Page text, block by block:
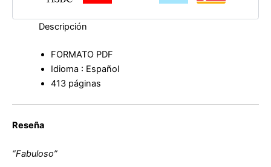
cantidadDescripción
FORMATO PDF
Idioma : Español
413 páginas
Reseña
“Fabuloso”